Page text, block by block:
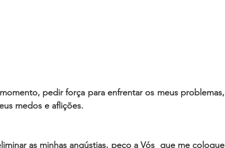
pedir força para enfrentar os meus problemas,
medos e aflições.
as minhas angústias, peço a Vós  que me coloque